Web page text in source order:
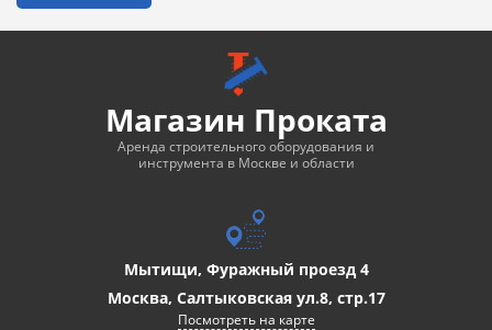
Магазин Проката
Аренда строительного оборудования и
инструмента в Москве и области
Мытищи, Фуражный проезд 4
Москва, Салтыковская ул.8, стр.17
Посмотреть на карте